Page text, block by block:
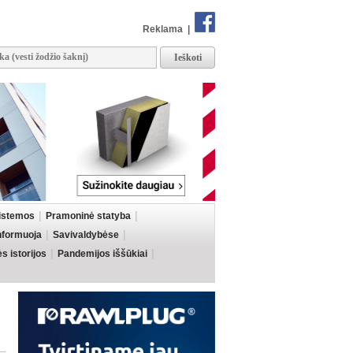
Reklama
Pramoninė statyba
Savivaldybėse
istorijos
Pandemijos iššūkiai